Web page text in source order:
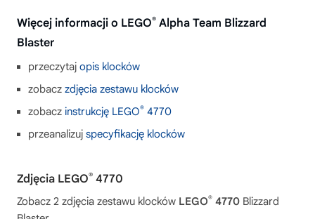
Więcej informacji o LEGO® Alpha Team Blizzard
Blaster
przeczytaj opis klocków
zobacz zdjęcia zestawu klocków
zobacz instrukcję LEGO® 4770
przeanalizuj specyfikację klocków
Zdjęcia LEGO® 4770
Zobacz 2 zdjęcia zestawu klocków LEGO® 4770 Blizzard